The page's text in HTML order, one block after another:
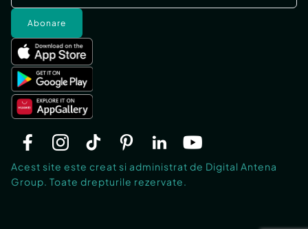
Abonare
Acest site este creat si administrat de Digital Antena
Group. Toate drepturile rezervate.